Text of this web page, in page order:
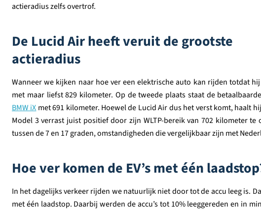
actieradius zelfs overtrof.
De Lucid Air heeft veruit de grootste
actieradius
Wanneer we kijken naar hoe ver een elektrische auto kan rijden totdat
met maar liefst 829 kilometer. Op de tweede plaats staat de
BMW iX met 691 kilometer. Hoewel de Lucid Air dus het verst komt, haalt
Model 3 verrast juist positief door zijn WLTP-bereik van 702 kilometer
tussen de 7 en 17 graden, omstandigheden die vergelijkbaar zijn met
Hoe ver komen de EV’s met één
In het dagelijks verkeer rijden we natuurlijk niet door tot de accu leeg is.
met één laadstop. Daarbij werden de accu’s tot 10% leeggereden en in